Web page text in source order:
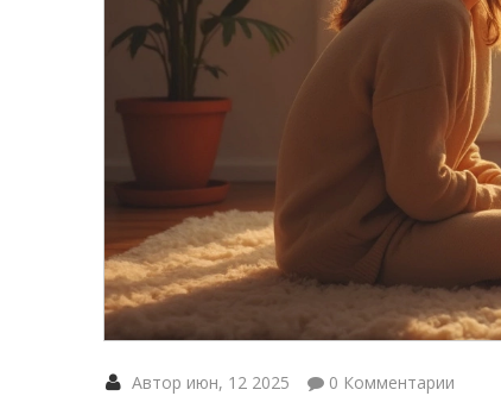
Автор июн, 12 2025 0 Комментарии